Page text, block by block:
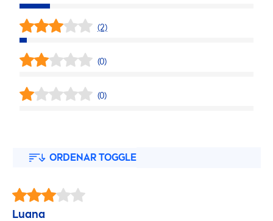
(2)
(0)
(0)
ORDENAR TOGGLE
Luana